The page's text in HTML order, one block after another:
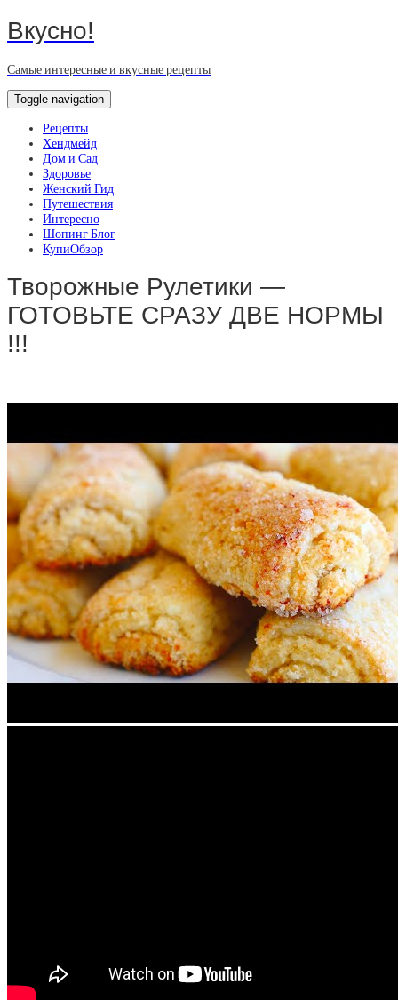
Вкусно!
Самые интересные и вкусные рецепты
Toggle navigation
Рецепты
Хендмейд
Дом и Сад
Здоровье
Женский Гид
Путешествия
Интересно
Шопинг Блог
КупиОбзор
Творожные Рулетики —
ГОТОВЬТЕ СРАЗУ ДВЕ НОРМЫ
!!!